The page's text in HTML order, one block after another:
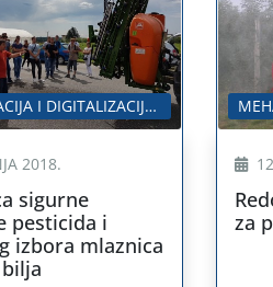
MEHANIZACIJA I DIGITALIZACIJA U POLJOPRIVREDI
2018.
sigurne
pesticida i
izbora mlaznica
za